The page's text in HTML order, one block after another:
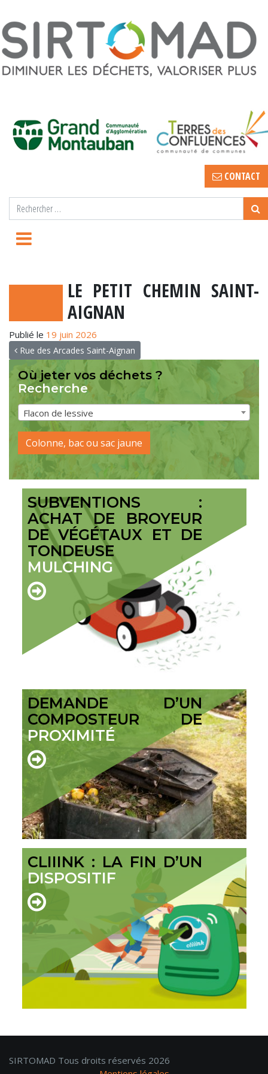
CONTACT
LE PETIT CHEMIN SAINT-
AIGNAN
Publié le 19 juin 2026
NAVIGATION
Rue des Arcades Saint-Aignan
Où jeter vos déchets ?
Recherche
Flacon de lessive
Colonne, bac ou sac jaune
SUBVENTIONS :
ACHAT DE BROYEUR
DE VÉGÉTAUX ET DE
TONDEUSE
MULCHING
DEMANDE D’UN
COMPOSTEUR DE
PROXIMITÉ
CLIIINK : LA FIN D’UN
DISPOSITIF
SIRTOMAD Tous droits réservés 2026